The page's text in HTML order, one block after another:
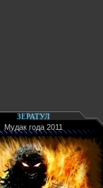
ЗЕРАТУЛ
Мудак года 2011